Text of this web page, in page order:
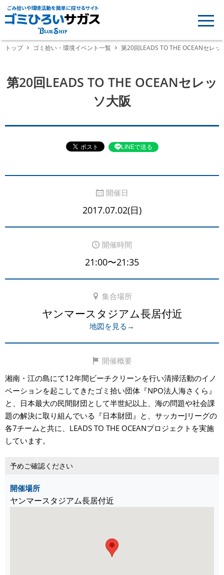
ごみ拾いや環境活動を簡単に探せるサイト
トップ ゴミ拾い・環境イベント一覧 第20回LEADS TO THE OCEANセレッ
第20回LEADS TO THE OCEANセレッ
ソ大阪
LINEで送る
開催日
2017.07.02(日)
開催時間
21:00〜21:35
集合場所
ヤンマースタジアム長居付近
地図を見る→
開催概要
湘南・江の島にて12年間ビーチクリーンを行い清掃活動のイノ
ベーションを起こしてきたゴミ拾い団体『NPO法人海さくら』
と、日本最大の民間財団として半世紀以上、海の問題や社会課
題の解決に取り組んでいる『日本財団』と、サッカーJリーグの
各7チームと共に、LEADS TO THE OCEANプロジェクトを実施
しています。
予めご確認ください
開催場所
ヤンマースタジアム長居付近